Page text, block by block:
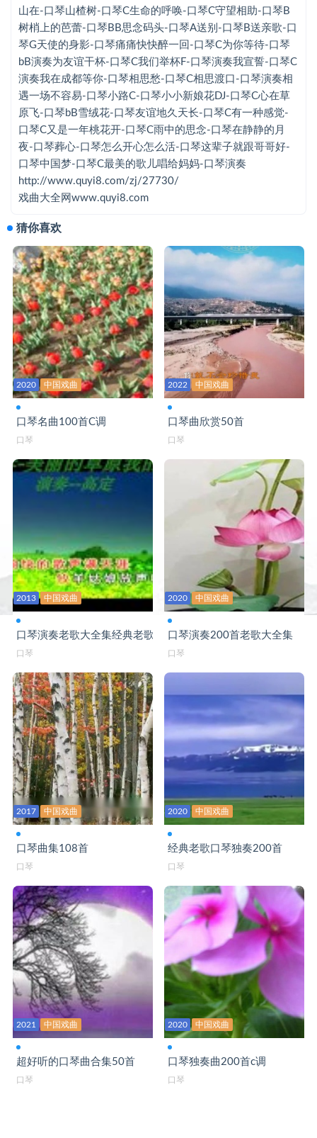
酒醉的雨滴bA-口琴
老家-口琴B
溜溜的姑娘像朵花-口琴G
妈妈留给我一首歌-口琴B
那一天-口琴C
男人醉女人累-口琴C
难忘的那一天-口琴C
你还是从前的你吗-口琴
你莫走-口琴bB
你是我的家-口琴C
你偷走了我的心-口琴
暖暖-口琴
陪你一起变老-口琴C
青春多美好-口琴C
清明雨上-口琴
秋风中的思念-口琴B
秋夜想你-口琴bB
让我们荡起双桨-口琴C
山楂树-口琴C
生命的呼唤-口琴C
守望相助-口琴B
思念码头-口琴A
送别-口琴B
送亲歌-口琴G
天使的身影-口琴
痛痛快快醉一回-口琴C
为你等待-口琴bB演奏
为友谊干杯-口琴C
我宣誓-口琴C演奏
我在成都等你-口琴
相思愁-口琴C
相思渡口-口琴演奏
相遇一场不容易-口琴
小路C-口琴
小小新娘花DJ-口琴C
心在草原飞-口琴bB
雪绒花-口琴
山在-口琴山楂树-口琴C生命的呼唤-口琴C守望相助-口琴B
树梢上的芭蕾-口琴BB思念码头-口琴A送别-口琴B送亲歌-口
琴G天使的身影-口琴痛痛快快醉一回-口琴C为你等待-口琴
bB演奏为友谊干杯-口琴C我们举杯F-口琴演奏我宣誓-口琴C
演奏我在成都等你-口琴相思愁-口琴C相思渡口-口琴演奏相
遇一场不容易-口琴小路C-口琴小小新娘花DJ-口琴C心在草
原飞-口琴bB雪绒花-口琴友谊地久天长-口琴C有一种感觉-
口琴C又是一年桃花开-口琴C雨中的思念-口琴在静静的月
夜-口琴葬心-口琴怎么开心怎么活-口琴这辈子就跟哥哥好-
口琴中国梦-口琴C最美的歌儿唱给妈妈-口琴演奏
http://www.quyi8.com/zj/27730/
戏曲大全网www.quyi8.com
猜你喜欢
2020 中国戏曲
口琴名曲100首C调
口琴
2022 中国戏曲
口琴曲欣赏50首
口琴
2013 中国戏曲
口琴演奏老歌大全集经典老歌口琴版
口琴
2020 中国戏曲
口琴演奏200首老歌大全集
口琴
2017 中国戏曲
口琴曲集108首
口琴
2020 中国戏曲
经典老歌口琴独奏200首
口琴
2021 中国戏曲
超好听的口琴曲合集50首
口琴
2020 中国戏曲
口琴独奏曲200首c调
口琴